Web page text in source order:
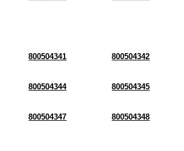
800504341 800504342
800504344 800504345
800504347 800504348